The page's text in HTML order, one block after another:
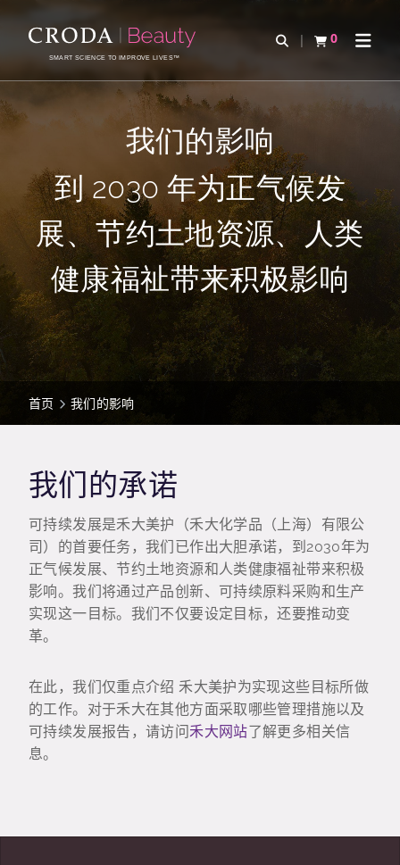
CONTENTSMART SCIENCE TO IMPROVE LIVES™
Open Search
0
查看购物车Open
我们的影响
到 2030 年为正气候发
展、节约土地资源、人类
健康福祉带来积极影响
首页 我们的影响
我们的承诺
可持续发展是禾大美护（禾大化学品（上海）有限公
司）的首要任务，我们已作出大胆承诺，到2030年为
正气候发展、节约土地资源和人类健康福祉带来积极
影响。我们将通过产品创新、可持续原料采购和生产
实现这一目标。我们不仅要设定目标，还要推动变
革。
在此，我们仅重点介绍 禾大美护为实现这些目标所做
的工作。对于禾大在其他方面采取哪些管理措施以及
可持续发展报告，请访问禾大网站了解更多相关信
息。